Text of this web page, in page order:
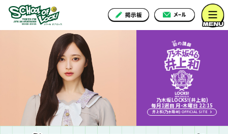
乃木坂LOCKS!(井上和)
毎月1週目 月-木曜日 22:15
井上和(乃木坂46) OFFICIAL SITE